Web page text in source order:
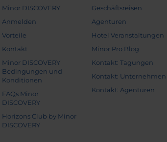
Minor DISCOVERY
Anmelden
Vorteile
Kontakt
Minor DISCOVERY
Bedingungen und
Konditionen
FAQs Minor
DISCOVERY
Horizons Club by Minor
DISCOVERY
Geschäftsreisen
Agenturen
Hotel Veranstaltungen
Minor Pro Blog
Kontakt: Tagungen
Kontakt: Unternehmen
Kontakt: Agenturen